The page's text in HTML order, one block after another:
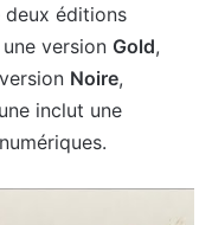
deux éditions
version Gold,
Noire,
inclut une